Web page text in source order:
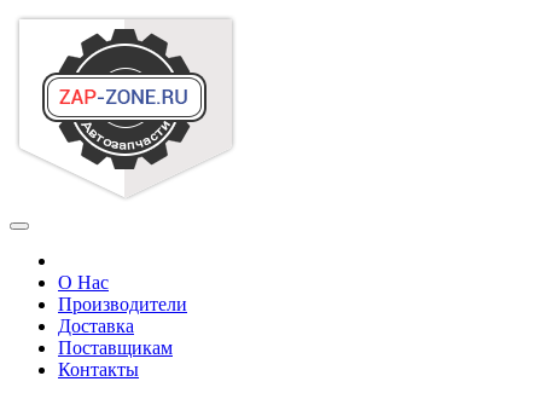
О Нас
Производители
Доставка
Поставщикам
Контакты